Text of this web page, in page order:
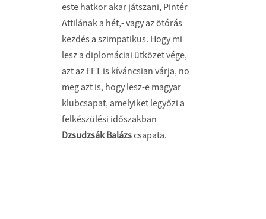
este hatkor akar játszani, Pintér
Attilának a hét,- vagy az ötórás
kezdés a szimpatikus. Hogy mi
lesz a diplomáciai ütközet vége,
azt az FFT is kíváncsian várja, no
meg azt is, hogy lesz-e magyar
klubcsapat, amelyiket legyőzi a
felkészülési időszakban
Dzsudzsák Balázscsapata.